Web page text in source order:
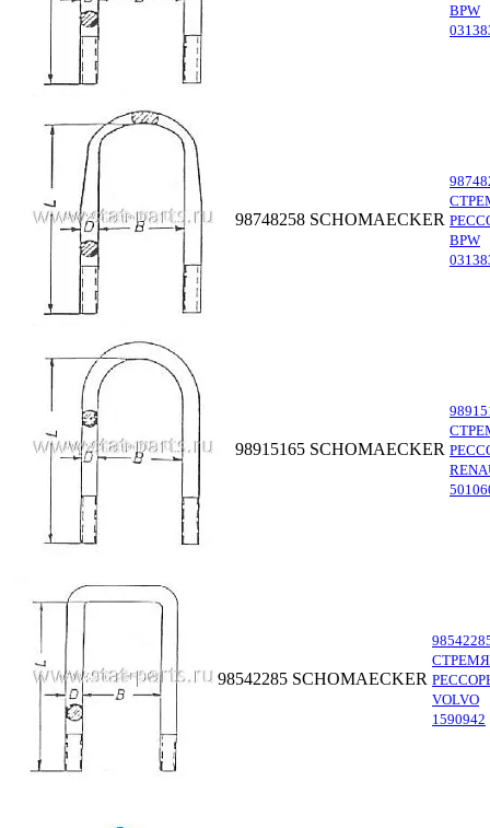
BPW
98748258 SCHOMAECKER
BPW
98915165 SCHOMAECKER
98542285 SCHOMAECKER
VOLVO
1590942